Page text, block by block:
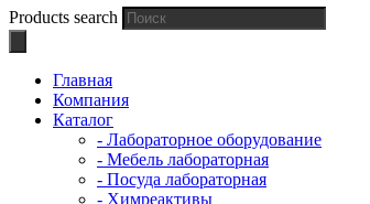
Products search
Главная
Компания
Каталог
- Лабораторное оборудование
- Мебель лабораторная
- Посуда лабораторная
- Химреактивы